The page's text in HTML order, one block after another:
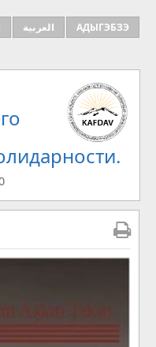
العربية
АДЫГЭБЗЭ